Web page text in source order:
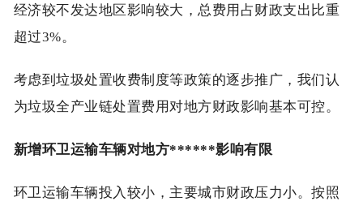
经济较不发达地区影响较大，总费用占财政支出比重
超过3%。
考虑到垃圾处置收费制度等政策的逐步推广，我们认
为垃圾全产业链处置费用对地方财政影响基本可控。
新增环卫运输车辆对地方******影响有限
环卫运输车辆投入较小，主要城市财政压力小。按照